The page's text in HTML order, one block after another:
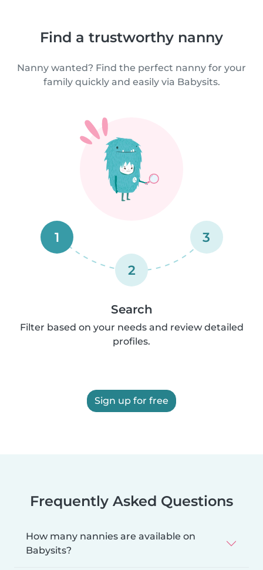
Find a trustworthy nanny
Nanny wanted? Find the perfect nanny for your
family quickly and easily via Babysits.
1
2
3
Search
Filter based on your needs and review detailed
profiles.
Sign up for free
Frequently Asked Questions
How many nannies are available on
Babysits?